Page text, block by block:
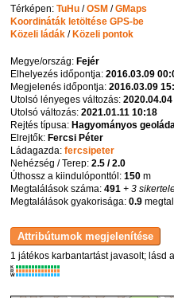
Térképen:TuHu /OSM /GMaps
Koordináták letöltése GPS-be
Közeli ládák / Közeli pontok
Megye/ország: Fejér
Elhelyezés időpontja:2016.03.09
Megjelenés időpontja:2016.03.09
Utolsó lényeges változás:
Utolsó változás:2021.01.11 10:18
Rejtés típusa: Hagyományos
Elrejtők: Fercsi Péter
Ládagazda:fercsipeter
Nehézség / Terep:2.5 / 2.0
Úthossz a kiindulóponttól:150 m
Megtalálások száma:491 + 3
Megtalálások gyakorisága:0.9
1 játékos karbantartást javasolt; lásd a
K
R
W